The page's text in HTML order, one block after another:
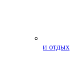
и отдых